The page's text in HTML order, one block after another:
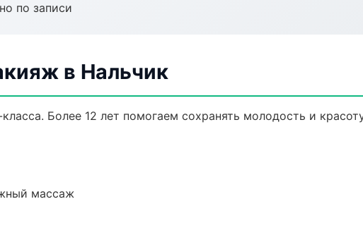
по записи
в Нальчик
Более 12 лет помогаем сохранять молодость и
массаж